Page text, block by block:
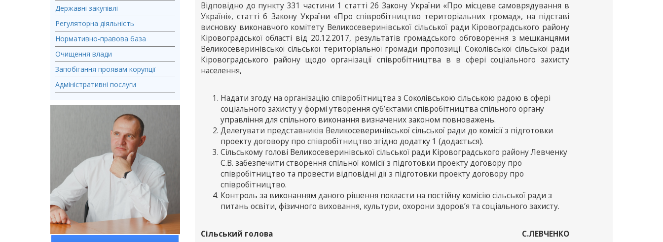
Державні закупівлі
Регуляторна діяльність
Нормативно-правова база
Очищення влади
Запобігання проявам корупції
Адміністративні послуги
Відповідно до пункту 331 частини 1 статті 26 Закону України «Про місцеве самоврядування в
Україні», статті 6 Закону України «Про співробітництво територіальних громад», на підставі
висновку виконавчого комітету Великосеверинівської сільської ради Кіровоградського району
Кіровоградської області від 20.12.2017, результатів громадського обговорення з мешканцями
Великосеверинівської сільської територіальної громади пропозиції Соколівської сільської ради
Кіровоградського району щодо організації співробітництва в в сфері соціального захисту
населення,
Надати згоду на організацію співробітництва з Соколівською сільською радою в сфері
соціального захисту у формі утворення суб’єктами співробітництва спільного органу
управління для спільного виконання визначених законом повноважень.
Делегувати представників Великосеверинівської сільської ради до комісії з підготовки
проекту договору про співробітництво згідно додатку 1 (додається).
Сільському голові Великосеверинівської сільської ради Кіровоградського району Левченку
С.В. забезпечити створення спільної комісії з підготовки проекту договору про
співробітництво та провести відповідні дії з підготовки проекту договору про
співробітництво.
Контроль за виконанням даного рішення покласти на постійну комісію сільської ради з
питань освіти, фізичного виховання, культури, охорони здоров’я та соціального захисту.
Сільський голова С.ЛЕВЧЕНКО